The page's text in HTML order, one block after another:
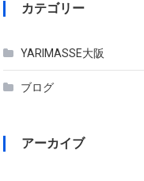
カテゴリー
YARIMASSE大阪
ブログ
アーカイブ